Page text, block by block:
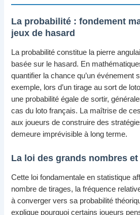
La probabilité : fondement
jeux de hasard
La probabilité constitue la pierre
basée sur le hasard. En
quantifier la chance qu’un événement
exemple, lors d’un tirage au sort de
une probabilité égale de sortir,
cas du loto français. La maîtrise de
aux joueurs de construire des
demeure imprévisible à long terme.
La loi des grands nombres
Cette loi fondamentale en statistique
nombre de tirages, la fréquence
à converger vers sa probabilité
explique pourquoi certains joueurs